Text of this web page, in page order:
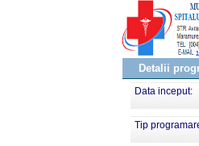
Detalii
Data inceput:
Tip